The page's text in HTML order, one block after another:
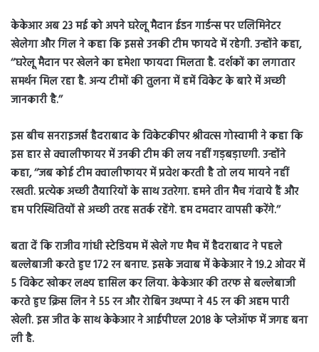
केकेआर अब 23 मई को अपने घरेलू मैदान ईडन गार्डन्स पर एलिमिनेटर
खेलेगा और गिल ने कहा कि इससे उनकी टीम फायदे में रहेगी. उन्होंने कहा,
‘‘घरेलू मैदान पर खेलने का हमेशा फायदा मिलता है. दर्शकों का लगातार
समर्थन मिल रहा है. अन्य टीमों की तुलना में हमें विकेट के बारे में अच्छी
जानकारी है.’’
इस बीच सनराइजर्स हैदराबाद के विकेटकीपर श्रीवत्स गोस्वामी ने कहा कि
इस हार से क्वालीफायर में उनकी टीम की लय नहीं गड़बड़ाएगी. उन्होंने
कहा, ‘‘जब कोई टीम क्वालीफायर में प्रवेश करती है तो लय मायने नहीं
रखती. प्रत्येक अच्छी तैयारियों के साथ उतरेगा. हमने तीन मैच गंवाये हैं और
हम परिस्थितियों से अच्छी तरह सतर्क रहेंगे. हम दमदार वापसी करेंगे.’’
बता दें कि राजीव गांधी स्टेडियम में खेले गए मैच में हैदराबाद ने पहले
बल्लेबाजी करते हुए 172 रन बनाए. इसके जवाब में केकेआर ने 19.2 ओवर में
5 विकेट खोकर लक्ष्य हासिल कर लिया. केकेआर की तरफ से बल्लेबाजी
करते हुए क्रिस लिन ने 55 रन और रोबिन उथप्पा ने 45 रन की अहम पारी
खेली. इस जीत के साथ केकेआर ने आईपीएल 2018 के प्लेऑफ में जगह बना
ली है.